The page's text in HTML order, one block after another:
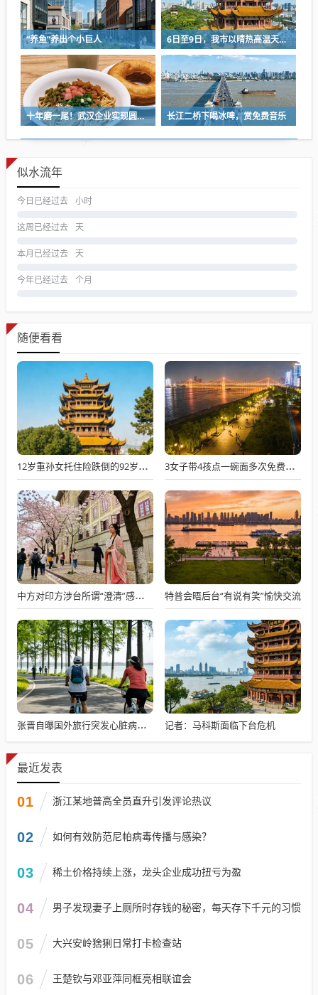
“养鱼”养出个小巨人 6日至9日，我市以晴热高温天气为主
十年磨一尾！武汉企业实现圆口铜鱼规模化繁育 长江二桥下喝冰啤，赏免费音乐
似水流年
今日已经过去 小时
这周已经过去 天
本月已经过去 天
今年已经过去 个月
随便看看
12岁重孙女托住险跌倒的92岁太爷爷 3女子带4孩点一碗面多次免费续面
中方对印方涉台所谓“澄清”感到意外 特普会晤后台“有说有笑”愉快交流
张晋自曝国外旅行突发心脏病险丧命 记者：马科斯面临下台危机
最近发表
01 浙江某地普高全员直升引发评论热议
02 如何有效防范尼帕病毒传播与感染？
03 稀土价格持续上涨，龙头企业成功扭亏为盈
04 男子发现妻子上厕所时存钱的秘密，每天存下千元的习惯
05 大兴安岭猞猁日常打卡检查站
06 王楚钦与邓亚萍同框亮相联谊会